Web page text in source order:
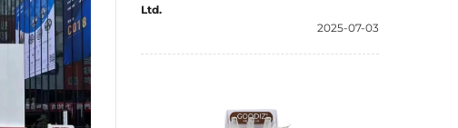
Ltd.
2025-07-03